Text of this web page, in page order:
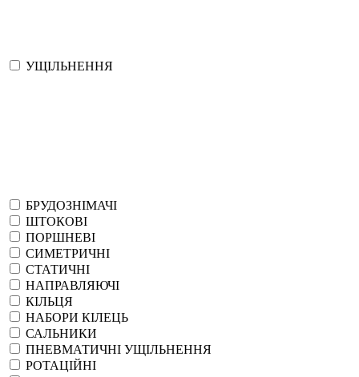
УЩІЛЬНЕННЯ
БРУДОЗНІМАЧІ
ШТОКОВІ
ПОРШНЕВІ
СИМЕТРИЧНІ
СТАТИЧНІ
НАПРАВЛЯЮЧІ
КІЛЬЦЯ
НАБОРИ КІЛЕЦЬ
САЛЬНИКИ
ПНЕВМАТИЧНІ УЩІЛЬНЕННЯ
РОТАЦІЙНІ